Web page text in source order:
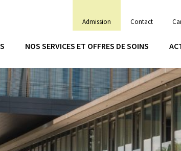
Admission Contact
NOS SERVICES ET OFFRES DE SOINS